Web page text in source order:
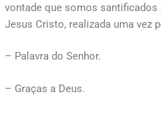
vontade que somos santificados
Jesus Cristo, realizada uma vez
– Palavra do Senhor.
– Graças a Deus.